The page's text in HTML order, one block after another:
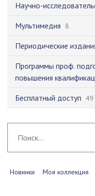
Научно-
Мультимедия 8
Периодические
Программы проф.
повышения
Бесплатный доступ 49
Новинки Моя коллекция